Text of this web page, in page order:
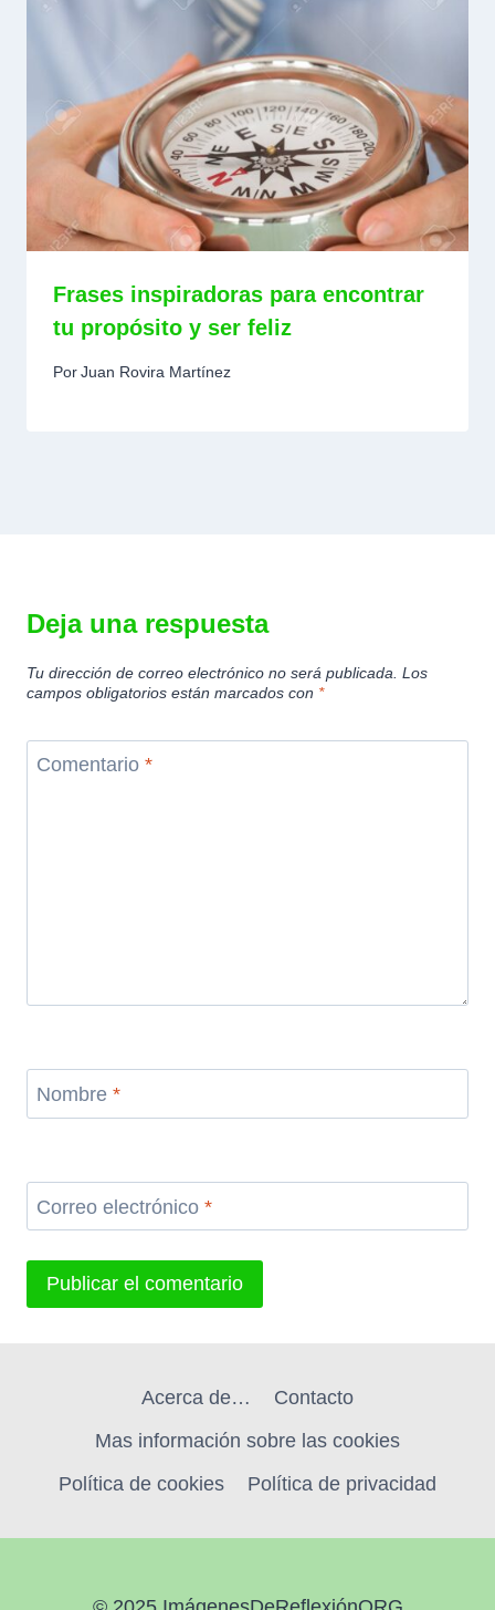
Frases inspiradoras para encontrar
tu propósito y ser feliz
PorJuan Rovira Martínez
Deja una respuesta
Tu dirección de correo electrónico no será publicada. Los
campos obligatorios están marcados con *
Comentario *
Nombre *
Correo electrónico *
Acerca de…
Contacto
Mas información sobre las cookies
Política de cookies
Política de privacidad